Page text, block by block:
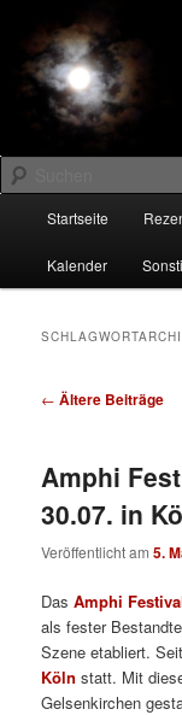
primären
Inhalt
springen
sekundären
Inhalt
springenDARK-
Suchen
Startseite
Kalender
Beitragsnavigation
← Ältere Beiträge
Amphi
30.07. in
Veröffentlicht am5.
DasAmphi
als fester
Szene etabliert.
Köln statt. Mit
Gelsenkirchen